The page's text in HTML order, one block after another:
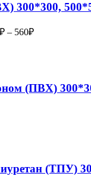
300*300,
– 560₽
(ПВХ)
(ТПУ)